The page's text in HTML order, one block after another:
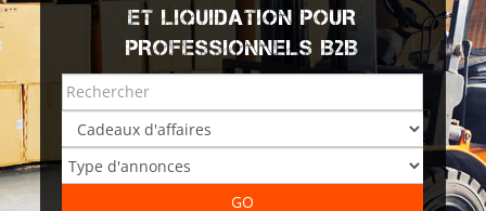
ET LIQUIDATION POUR
PROFESSIONNELS B2B